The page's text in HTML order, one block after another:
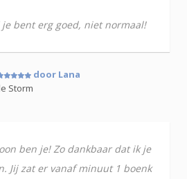
bent erg goed, niet normaal!
door Lana
Storm
ben je! Zo dankbaar dat ik je
Jij zat er vanaf minuut 1 boenk